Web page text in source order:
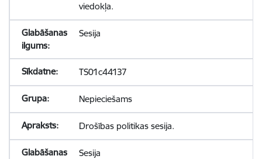
viedokļa.
Sesija
TS01c44137
Nepieciešams
Drošības politikas sesija.
Sesija